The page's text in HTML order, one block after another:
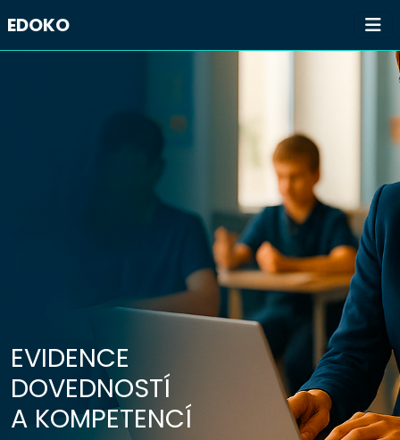
EVIDENCE
DOVEDNOSTÍ
A KOMPETENCÍ
EDOKO